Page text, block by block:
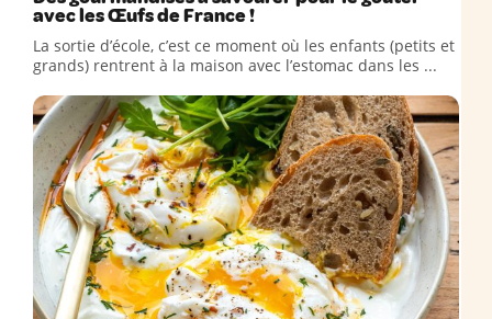
avec les Œufs de France !
La sortie d’école, c’est ce moment où les enfants (petits et
grands) rentrent à la maison avec l’estomac dans les ...